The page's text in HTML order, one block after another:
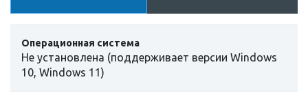
Операционная система
Не установлена (поддерживает версии Windows
10, Windows 11)